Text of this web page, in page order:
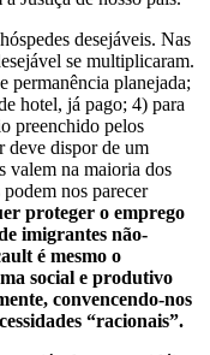
desejáveis. Nas
se multiplicaram.
permanência planejada;
hotel, já pago; 4) para
preenchido pelos
deve dispor de um
valem na maioria dos
nos parecer
proteger o emprego
imigrantes não-
é mesmo o
social e produtivo
convencendo-nos
“racionais”.